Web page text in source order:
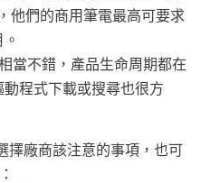
他們的商用筆電最高可要求
當不錯，產品生命周期都在
程式下載或搜尋也很方
擇廠商該注意的事項，也可